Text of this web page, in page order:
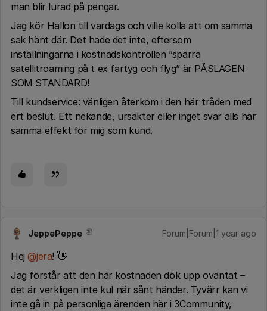
man blir lurad på pengar.
Jag kör Hallon till vardags och ville kolla att om samma
sak hänt där. Det hade det inte, eftersom
inställningarna i kostnadskontrollen ”spärra
satellitroaming på t ex fartyg och flyg” är PÅSLAGEN
SOM STANDARD!
Till kundservice: vänligen återkom i den här tråden med
ert beslut. Ett nekande, ursäkter eller inget svar alls har
samma effekt för mig som kund.
JeppePeppe Forum|Forum|1 year ago
Hej ​@jera! 👋
Jag förstår att den här kostnaden dök upp oväntat –
det är verkligen inte kul när sånt händer. Tyvärr kan vi
inte gå in på personliga ärenden här i 3Community,